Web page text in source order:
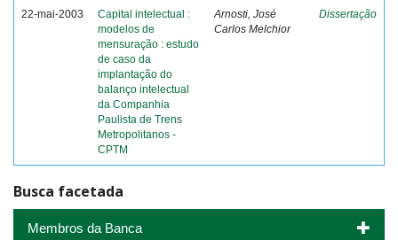
22-mai-2003
Capital intelectual :
modelos de
mensuração : estudo
de caso da
implantação do
balanço intelectual
da Companhia
Paulista de Trens
Metropolitanos -
CPTM
Arnosti, José
Carlos Melchior
Dissertação
Busca facetada
Membros da Banca